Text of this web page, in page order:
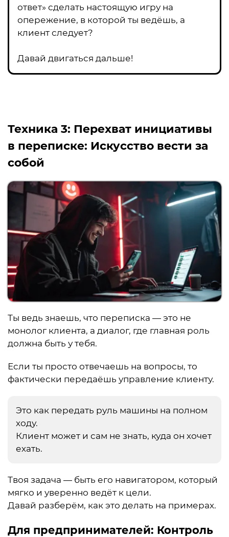
ответ» сделать настоящую игру на
опережение, в которой ты ведёшь, а
клиент следует?
Давай двигаться дальше!
Техника 3: Перехват инициативы
в переписке: Искусство вести за
собой
Ты ведь знаешь, что переписка — это не
монолог клиента, а диалог, где главная роль
должна быть у тебя.
Если ты просто отвечаешь на вопросы, то
фактически передаёшь управление клиенту.
Это как передать руль машины на полном
ходу.
Клиент может и сам не знать, куда он хочет
ехать.
Твоя задача — быть его навигатором, который
мягко и уверенно ведёт к цели.
Давай разберём, как это делать на примерах.
Для предпринимателей: Контроль